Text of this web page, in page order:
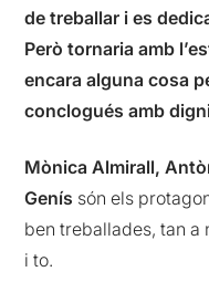
de treballar i es
Però tornaria amb
encara alguna cosa
conclogués amb
Mònica Almirall,
Genís són els
ben treballades, tan
i to.